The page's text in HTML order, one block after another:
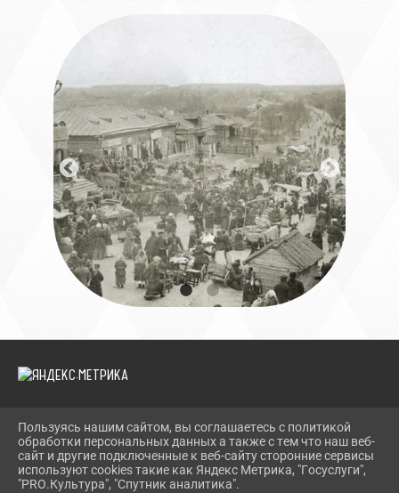
2026 Г. МПЛК.РФ
ВХОД
КАРТА САЙТА
ПОЛИТИКА ОБРАБОТКИ ПЕРСОНАЛЬНЫХ ДАННЫХ
Пользуясь нашим сайтом, вы соглашаетесь с политикой
обработки персональных данных а также с тем что наш веб-
сайт и другие подключенные к веб-сайту сторонние сервисы
используют cookies такие как Яндекс Метрика, "Госуслуги",
"PRO.Культура", "Спутник аналитика".